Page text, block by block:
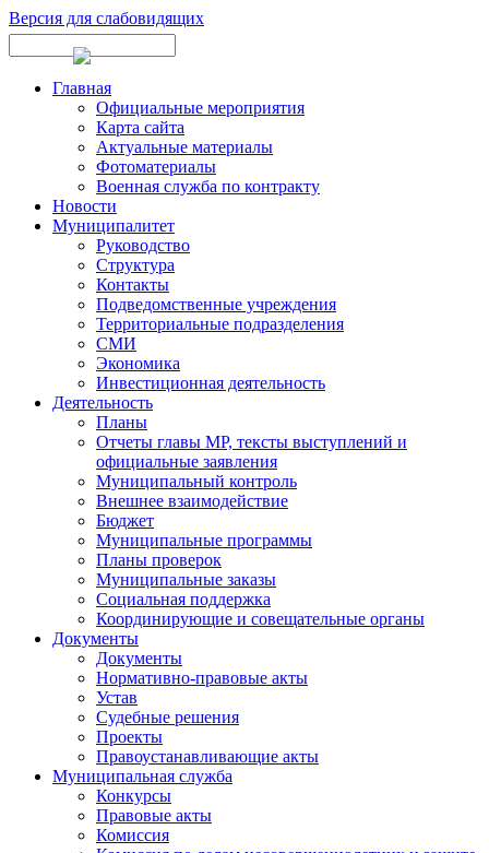
Версия для слабовидящих
Главная
Официальные мероприятия
Карта сайта
Актуальные материалы
Фотоматериалы
Военная служба по контракту
Новости
Муниципалитет
Руководство
Структура
Контакты
Подведомственные учреждения
Территориальные подразделения
СМИ
Экономика
Инвестиционная деятельность
Деятельность
Планы
Отчеты главы МР, тексты выступлений и
официальные заявления
Муниципальный контроль
Внешнее взаимодействие
Бюджет
Муниципальные программы
Планы проверок
Муниципальные заказы
Социальная поддержка
Координирующие и совещательные органы
Документы
Документы
Нормативно-правовые акты
Устав
Судебные решения
Проекты
Правоустанавливающие акты
Муниципальная служба
Конкурсы
Правовые акты
Комиссия